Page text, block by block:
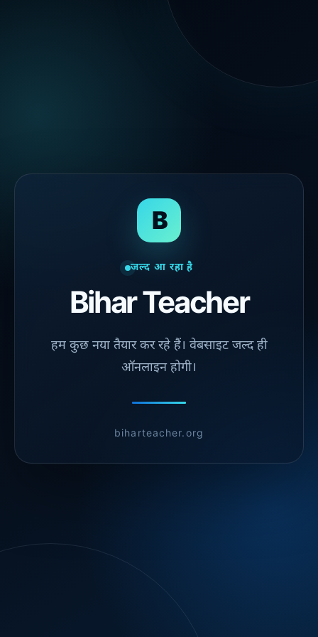
B
जल्द आ रहा है
Bihar Teacher
हम कुछ नया तैयार कर रहे हैं। वेबसाइट जल्द ही
ऑनलाइन होगी।
biharteacher.org